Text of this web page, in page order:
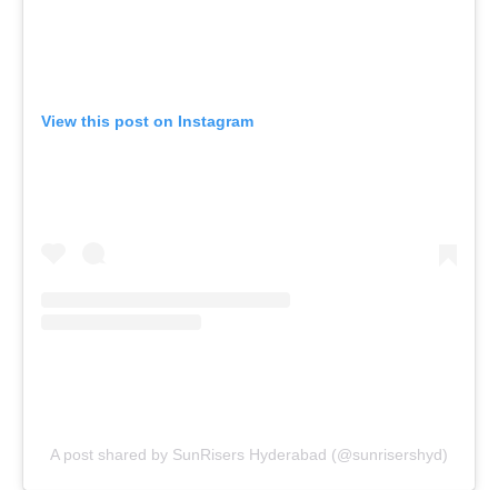
View this post on Instagram
A post shared by SunRisers Hyderabad (@sunrisershyd)